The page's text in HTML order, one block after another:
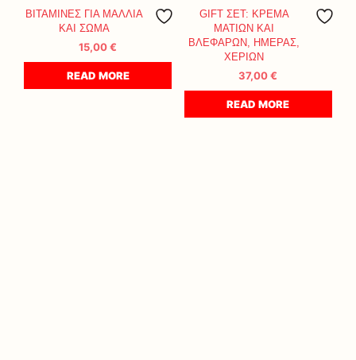
ΒΙΤΑΜΙΝΕΣ ΓΙΑ ΜΑΛΛΙΑ
ΚΑΙ ΣΩΜΑ
15,00€
READ MORE
GIFT ΣΕΤ: ΚΡΕΜΑ
ΜΑΤΙΩΝ ΚΑΙ
ΒΛΕΦΑΡΩΝ, ΗΜΕΡΑΣ,
ΧΕΡΙΩΝ
37,00€
READ MORE